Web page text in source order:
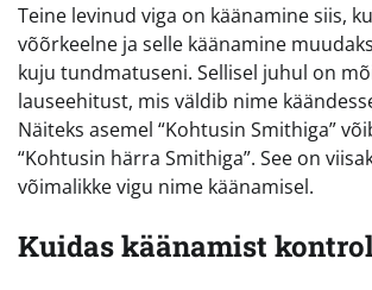
Teine levinud viga on käänamine siis,
võõrkeelne ja selle käänamine
kuju tundmatuseni. Sellisel juhul on
lauseehitust, mis väldib nime
Näiteks asemel “Kohtusin Smithiga”
“Kohtusin härra Smithiga”. See on
võimalikke vigu nime käänamisel.
Kuidas käänamist